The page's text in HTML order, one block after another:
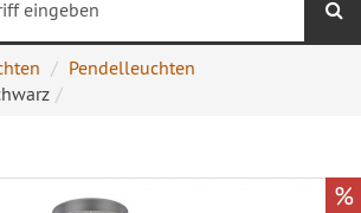
Pendelleuchten
%